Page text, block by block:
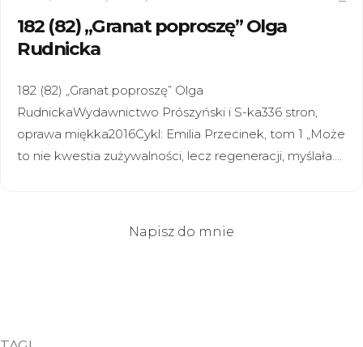
182 (82) „Granat poproszę” Olga
Rudnicka
182 (82) „Granat poproszę” Olga
RudnickaWydawnictwo Prószyński i S-ka336 stron,
oprawa miękka2016Cykl: Emilia Przecinek, tom 1 „Może
to nie kwestia zużywalności, lecz regeneracji, myślała.…
Napisz do mnie